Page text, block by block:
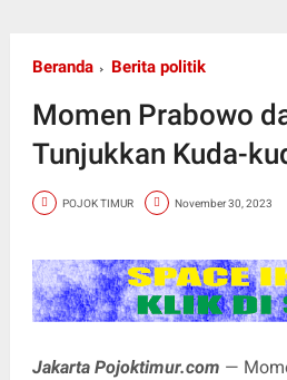
Beranda Berita politik
Momen Prabowo
Tunjukkan Kuda-
POJOK TIMUR November 30, 2023
Jakarta Pojoktimur.com —